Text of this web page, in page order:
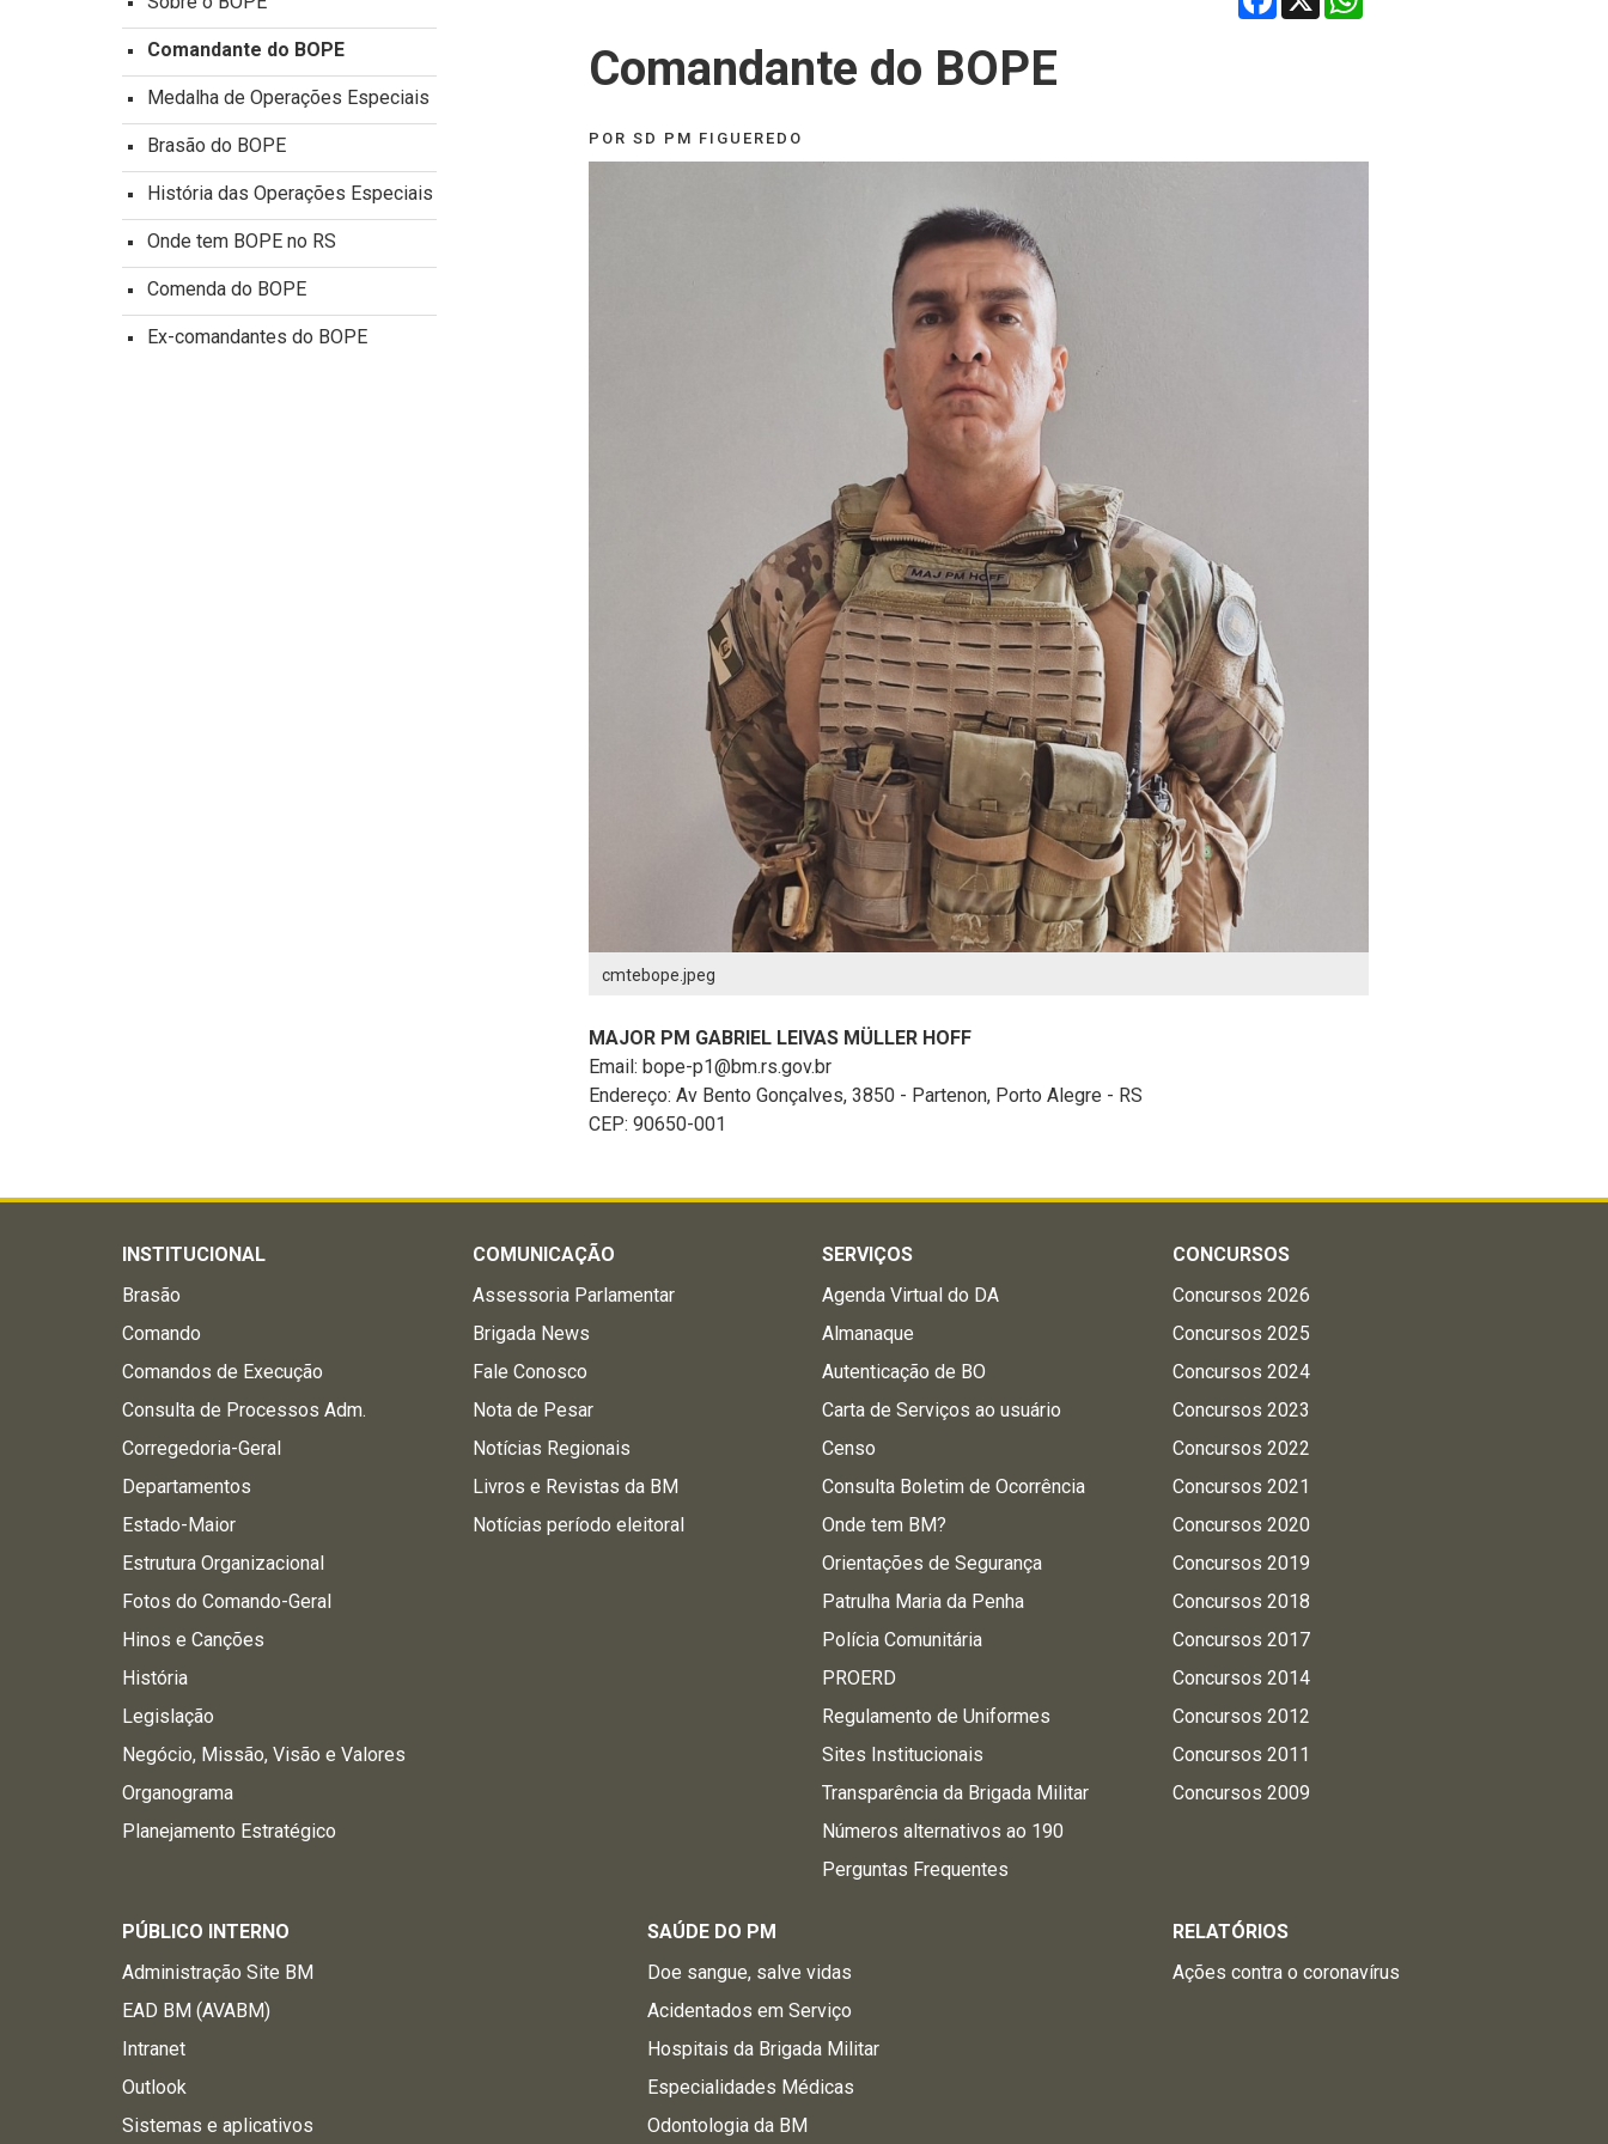
Comandante do BOPE
POR SD PM FIGUEREDO
cmtebope.jpeg
MAJOR PM GABRIEL LEIVAS MÜLLER HOFF
Email: bope-p1@bm.rs.gov.br
Endereço: Av Bento Gonçalves, 3850 - Partenon, Porto Alegre - RS
CEP: 90650-001
Comandante do BOPE
Medalha de Operações Especiais
Brasão do BOPE
História das Operações Especiais
Onde tem BOPE no RS
Comenda do BOPE
Ex-comandantes do BOPE
INSTITUCIONAL
Brasão
Comando
Comandos de Execução
Consulta de Processos Adm.
Corregedoria-Geral
Departamentos
Estado-Maior
Estrutura Organizacional
Fotos do Comando-Geral
Hinos e Canções
História
Legislação
Negócio, Missão, Visão e Valores
Organograma
Planejamento Estratégico
COMUNICAÇÃO
Assessoria Parlamentar
Brigada News
Fale Conosco
Nota de Pesar
Notícias Regionais
Livros e Revistas da BM
Notícias período eleitoral
SERVIÇOS
Agenda Virtual do DA
Almanaque
Autenticação de BO
Carta de Serviços ao usuário
Censo
Consulta Boletim de Ocorrência
Onde tem BM?
Orientações de Segurança
Patrulha Maria da Penha
Polícia Comunitária
PROERD
Regulamento de Uniformes
Sites Institucionais
Transparência da Brigada Militar
Números alternativos ao 190
Perguntas Frequentes
CONCURSOS
Concursos 2026
Concursos 2025
Concursos 2024
Concursos 2023
Concursos 2022
Concursos 2021
Concursos 2020
Concursos 2019
Concursos 2018
Concursos 2017
Concursos 2014
Concursos 2012
Concursos 2011
Concursos 2009
PÚBLICO INTERNO
Administração Site BM
EAD BM (AVABM)
Intranet
Outlook
Sistemas e aplicativos
SAÚDE DO PM
Doe sangue, salve vidas
Acidentados em Serviço
Hospitais da Brigada Militar
Especialidades Médicas
Odontologia da BM
RELATÓRIOS
Ações contra o coronavírus